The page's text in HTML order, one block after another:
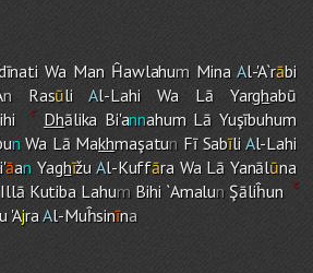
Wa Man Ĥawlahum MinaAl-'A`rābi
nRasūli Al-LahiWa Lā Yarghabū
Dhālika Bi'annahumLā Yuşībuhum
nWa Lā Makhmaşatun Fī SabīliAl-Lahi
āan Yaghīžu Al-Kuffāra Wa Lā Yanālūna
Kutiba LahumBihi`Amalun Şāliĥun
'AjraAl-Muĥsinīna